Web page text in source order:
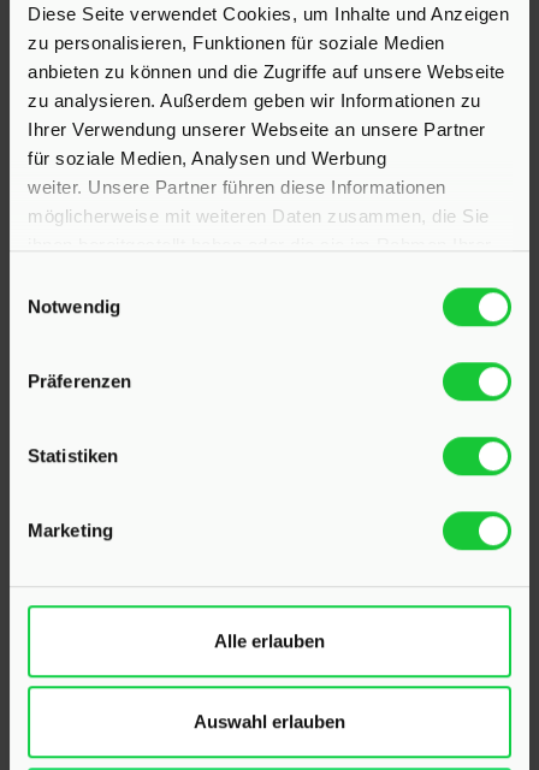
Diese Seite verwendet Cookies, um Inhalte und Anzeigen
zu personalisieren, Funktionen für soziale Medien
anbieten zu können und die Zugriffe auf unsere Webseite
zu analysieren. Außerdem geben wir Informationen zu
Ihrer Verwendung unserer Webseite an unsere Partner
für soziale Medien, Analysen und Werbung
weiter. Unsere Partner führen diese Informationen
möglicherweise mit weiteren Daten zusammen, die Sie
Notwendig
Präferenzen
Statistiken
Marketing
Alle erlauben
Auswahl erlauben
KONTAKT
Hinrichsen Immobilien GmbH
Bollmoor 2
Telefon:04191 2749279
E-Mail:info@hinrichsen-immobilien.com